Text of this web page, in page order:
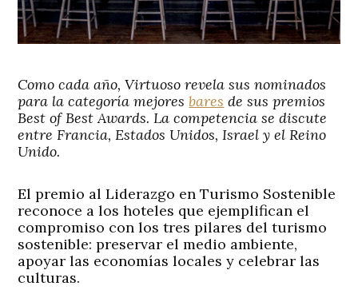
Como cada año, Virtuoso revela sus nominados
para la categoría mejoresbares de sus premios
Best of Best Awards. La competencia se discute
entre Francia, Estados Unidos, Israel y el Reino
Unido.
El premio al Liderazgo en Turismo Sostenible
reconoce a los hoteles que ejemplifican el
compromiso con los tres pilares del turismo
sostenible: preservar el medio ambiente,
apoyar las economías locales y celebrar las
culturas.